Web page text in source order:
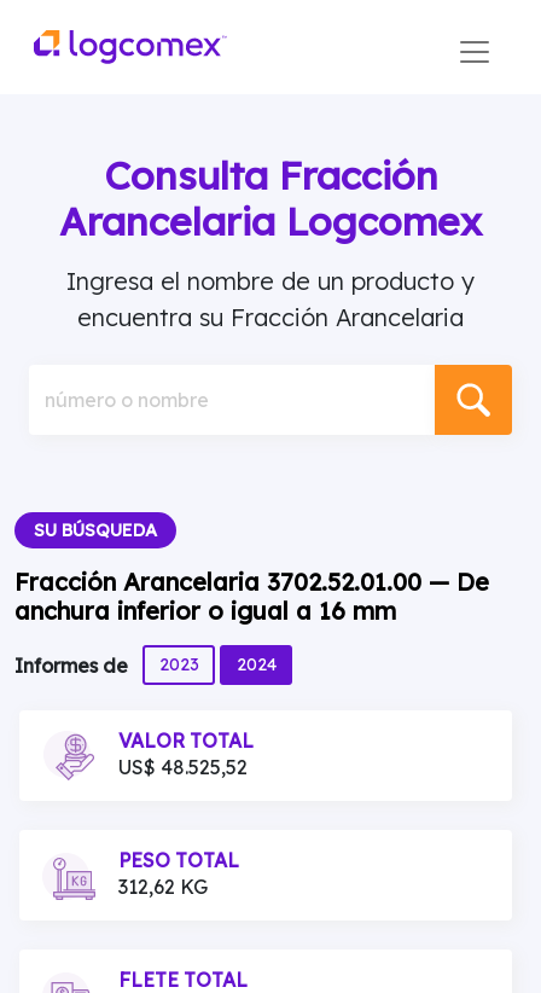
Consulta Fracción
Arancelaria Logcomex
Ingresa el nombre de un producto y
encuentra su Fracción Arancelaria
número o nombre
SU BÚSQUEDA
Fracción Arancelaria 3702.52.01.00 — De
anchura inferior o igual a 16 mm
Informes de 2023 2024
VALOR TOTAL
US$ 48.525,52
PESO TOTAL
312,62 KG
FLETE TOTAL